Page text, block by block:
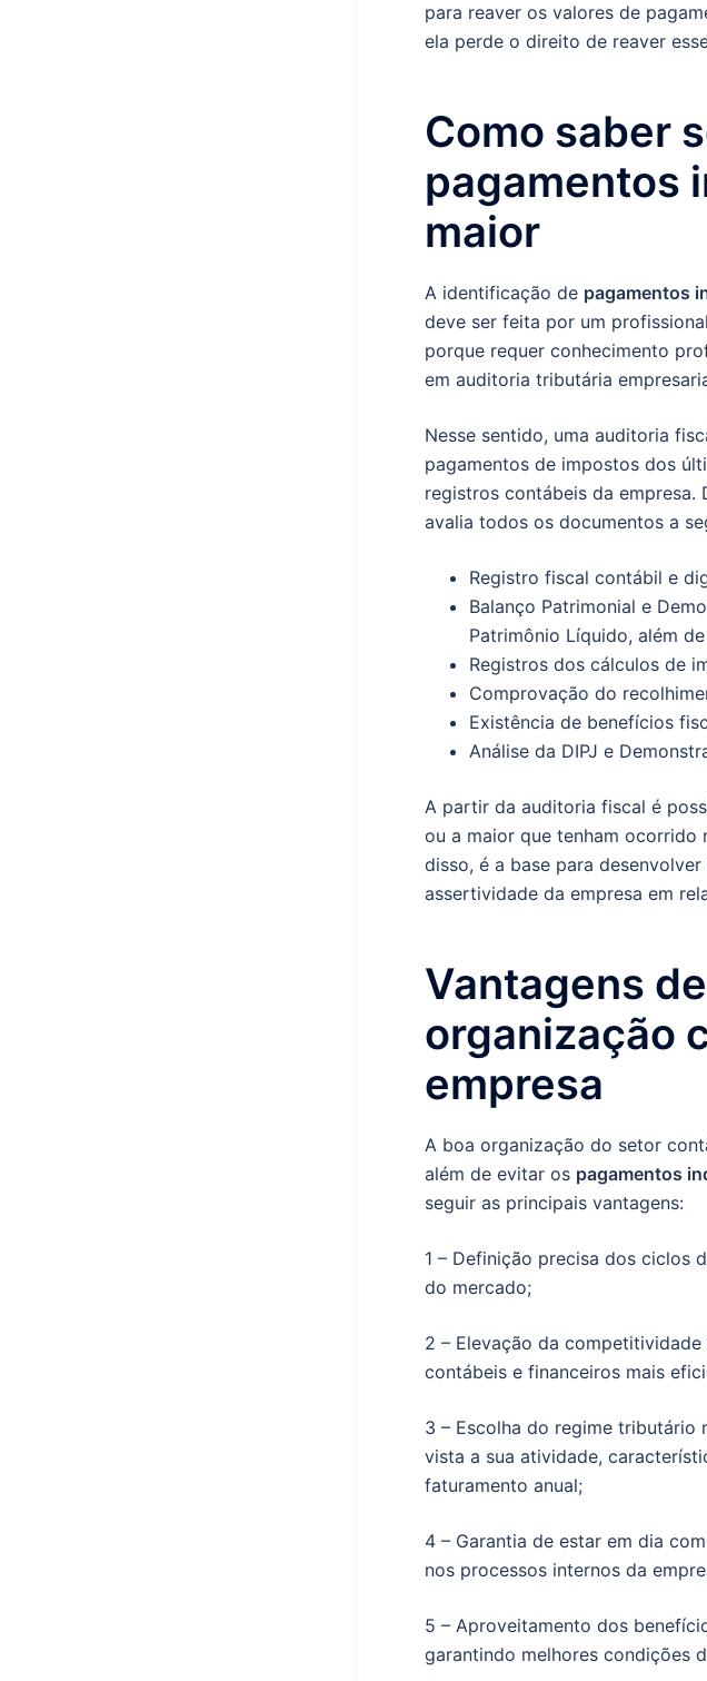
para reaver os valores de
ela perde o direito de reaver
Como saber
pagamentos
maior
A identificação de pagamentos
deve ser feita por um
porque requer conhecimento
em auditoria tributária
Nesse sentido, uma auditoria
pagamentos de impostos dos
registros contábeis da
avalia todos os documentos a
Registro fiscal contábil e
Balanço Patrimonial e
Patrimônio Líquido, além
Registros dos cálculos de
Comprovação do
Existência de benefícios
Análise da DIPJ e
A partir da auditoria fiscal é
ou a maior que tenham ocorrido
disso, é a base para
assertividade da empresa em
Vantagens
organização
empresa
A boa organização do setor
além de evitar os pagamentos
seguir as principais vantagens:
1 – Definição precisa dos ciclos
do mercado;
2 – Elevação da
contábeis e financeiros mais
3 – Escolha do regime tributário
vista a sua atividade,
faturamento anual;
4 – Garantia de estar em dia
nos processos internos da
5 – Aproveitamento dos
garantindo melhores condições